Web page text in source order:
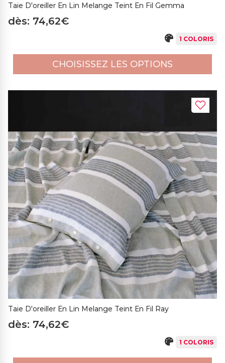
Taie D'oreiller En Lin Melange Teint En Fil Gemma
dès: 74,62€
1 COLORIS
CHOISISSEZ LES OPTIONS
Taie D'oreiller En Lin Melange Teint En Fil Ray
dès: 74,62€
1 COLORIS